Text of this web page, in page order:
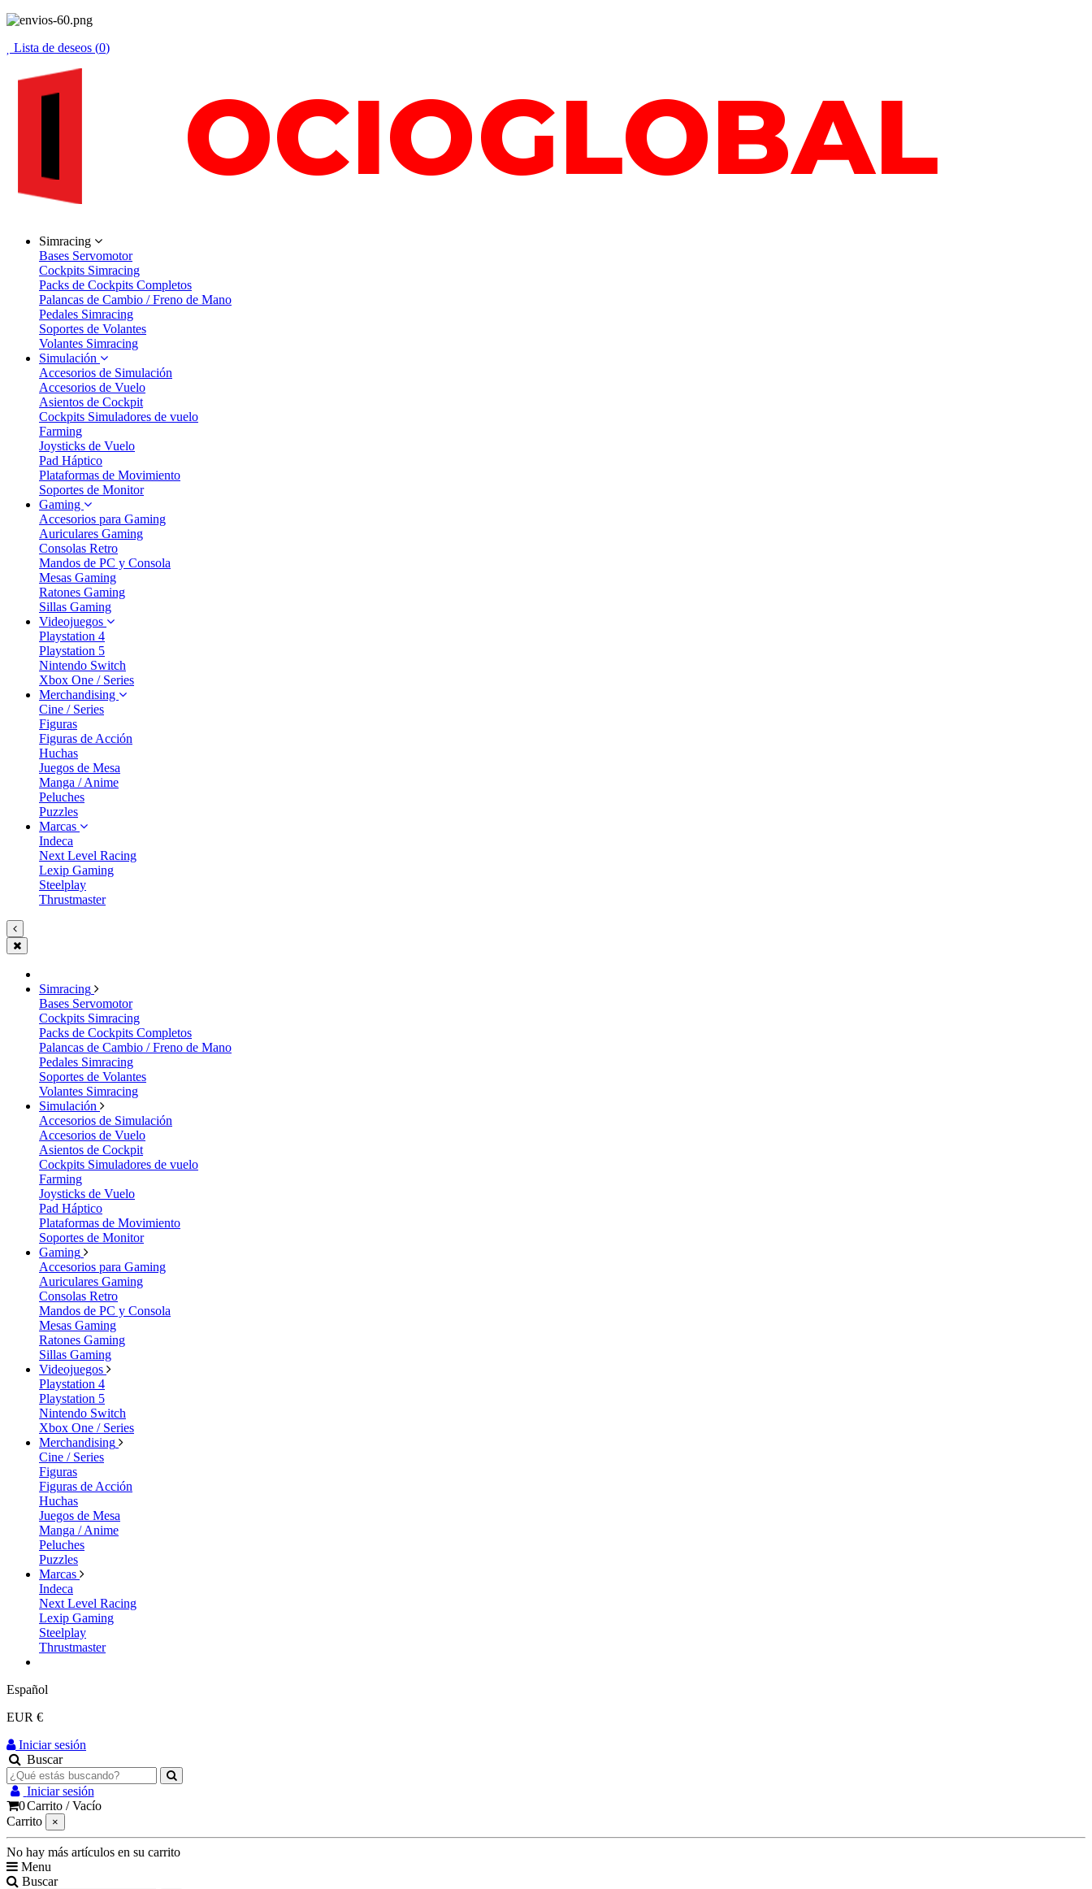
Lista de deseos (0)
Simracing
Bases Servomotor
Cockpits Simracing
Packs de Cockpits Completos
Palancas de Cambio / Freno de Mano
Pedales Simracing
Soportes de Volantes
Volantes Simracing
Simulación
Accesorios de Simulación
Accesorios de Vuelo
Asientos de Cockpit
Cockpits Simuladores de vuelo
Farming
Joysticks de Vuelo
Pad Háptico
Plataformas de Movimiento
Soportes de Monitor
Gaming
Accesorios para Gaming
Auriculares Gaming
Consolas Retro
Mandos de PC y Consola
Mesas Gaming
Ratones Gaming
Sillas Gaming
Videojuegos
Playstation 4
Playstation 5
Nintendo Switch
Xbox One / Series
Merchandising
Cine / Series
Figuras
Figuras de Acción
Huchas
Juegos de Mesa
Manga / Anime
Peluches
Puzzles
Marcas
Indeca
Next Level Racing
Lexip Gaming
Steelplay
Thrustmaster
Simracing
Bases Servomotor
Cockpits Simracing
Packs de Cockpits Completos
Palancas de Cambio / Freno de Mano
Pedales Simracing
Soportes de Volantes
Volantes Simracing
Simulación
Accesorios de Simulación
Accesorios de Vuelo
Asientos de Cockpit
Cockpits Simuladores de vuelo
Farming
Joysticks de Vuelo
Pad Háptico
Plataformas de Movimiento
Soportes de Monitor
Gaming
Accesorios para Gaming
Auriculares Gaming
Consolas Retro
Mandos de PC y Consola
Mesas Gaming
Ratones Gaming
Sillas Gaming
Videojuegos
Playstation 4
Playstation 5
Nintendo Switch
Xbox One / Series
Merchandising
Cine / Series
Figuras
Figuras de Acción
Huchas
Juegos de Mesa
Manga / Anime
Peluches
Puzzles
Marcas
Indeca
Next Level Racing
Lexip Gaming
Steelplay
Thrustmaster
Español
EUR €
Iniciar sesión
Buscar
Iniciar sesión
0Carrito /Vacío
Carrito
×
No hay más artículos en su carrito
Menu
Buscar